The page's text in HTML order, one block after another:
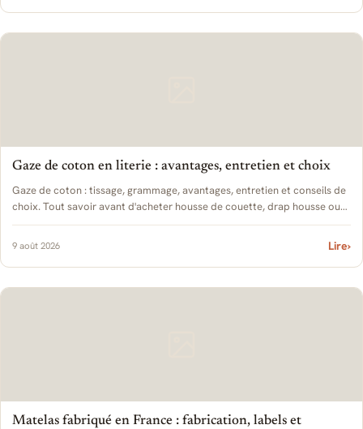
Gaze de coton en literie : avantages, entretien et choix
Gaze de coton : tissage, grammage, avantages, entretien et conseils de
choix. Tout savoir avant d'acheter housse de couette, drap housse ou
taie en gaze.
9 août 2026 Lire›
Matelas fabriqué en France : fabrication, labels et